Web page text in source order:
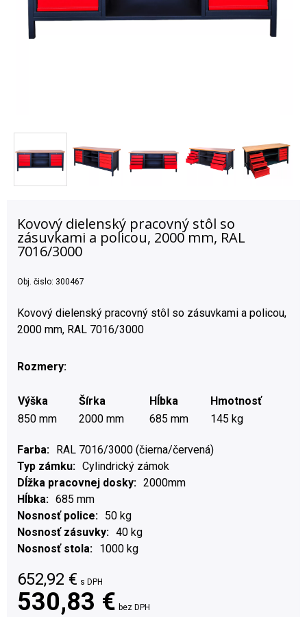
Kovový dielenský pracovný stôl so
zásuvkami a policou, 2000 mm, RAL
7016/3000
Obj. čislo: 300467
Kovový dielenský pracovný stôl so zásuvkami a policou,
2000 mm, RAL 7016/3000
Rozmery:
Výška Šírka Hĺbka
Hmotnosť
850 mm
2000 mm 685 mm 145 kg
Farba
RAL 7016/3000 (čierna/červená)
Typ zámku
Cylindrický zámok
Dĺžka pracovnej dosky
2000mm
Hĺbka
685 mm
Nosnosť police
50 kg
Nosnosť zásuvky
40 kg
Nosnosť stola
1000 kg
652,92 € s DPH
530,83 € bez DPH